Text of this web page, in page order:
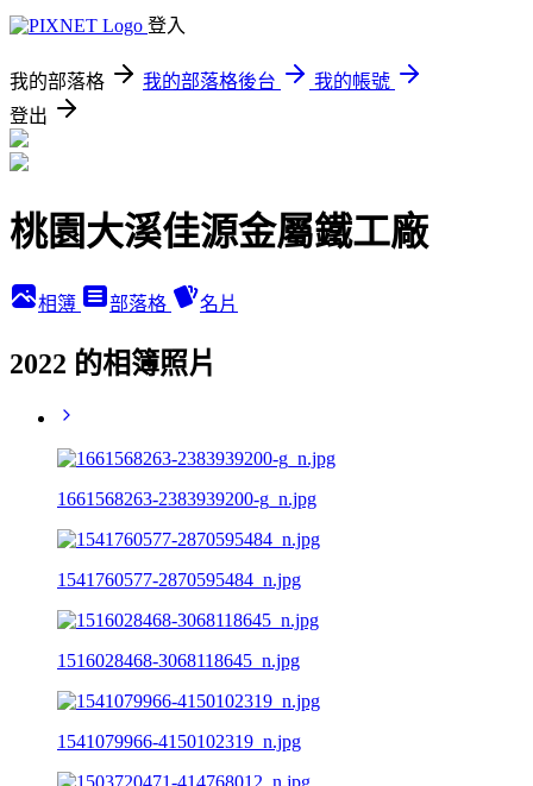
登入
我的部落格 我的部落格後台
我的帳號
登出
桃園大溪佳源金屬鐵工廠
相簿 部落格 名片
2022 的相簿照片
1661568263-2383939200-g_n.jpg
1541760577-2870595484_n.jpg
1516028468-3068118645_n.jpg
1541079966-4150102319_n.jpg